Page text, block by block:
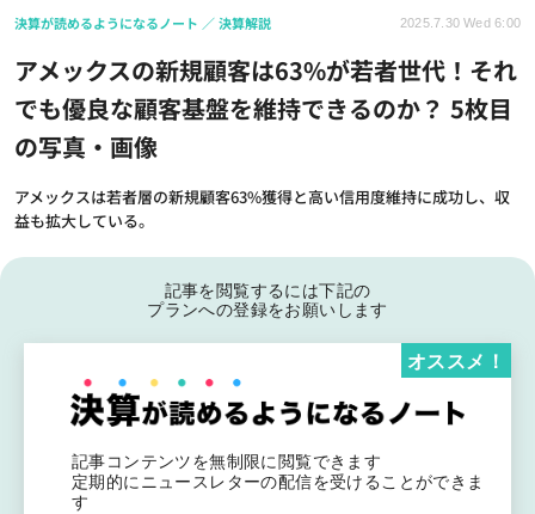
アメックスの新規顧客は63%が若者世代！それ
でも優良な顧客基盤を維持できるのか？ 5枚目
の写真・画像
アメックスは若者層の新規顧客63%獲得と高い信用度維持に成功し、収
益も拡大している。
決算が読めるようになるノート 決算解説 2025.7.30 Wed 6:00
記事を閲覧するには下記の
プランへの登録をお願いします
記事コンテンツを無制限に閲覧できます
定期的にニュースレターの配信を受けることができま
す
オススメ！